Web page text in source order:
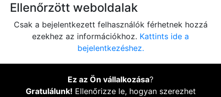
Ellenőrzött weboldalak
Csak a bejelentkezett felhasználók férhetnek hozzá
ezekhez az információkhoz. Kattints ide a
bejelentkezéshez.
Ez az Ön vállalkozása?
Gratulálunk! Ellenőrizze le, hogyan szerezhet